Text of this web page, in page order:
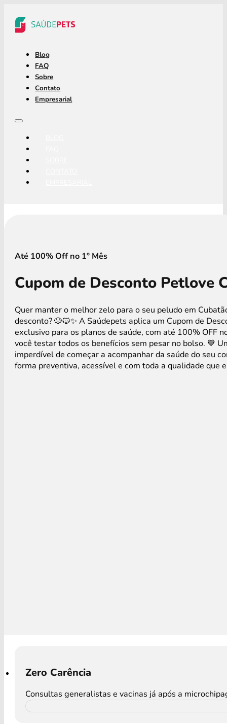
Blog
FAQ
Sobre
Contato
Empresarial
Até 100% Off no 1° Mês
Cupom de Desconto Petlove
Quer manter o melhor zelo para o seu peludo em
desconto? 🐶🐱✨ A Saúdepets aplica um Cupom de
exclusivo para os planos de saúde, com até 100% OFF
você testar todos os benefícios sem pesar no bolso. 💙
imperdível de começar a acompanhar da saúde do seu
forma preventiva, acessível e com toda a qualidade que
Zero Carência
Consultas generalistas e vacinas já após a